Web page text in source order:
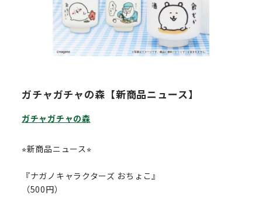
ガチャガチャの森【新商品ニュース】
ガチャガチャの森
⭐︎新商品ニュース⭐︎
『ナガノキャラクターズ おちょこ』
（500円）